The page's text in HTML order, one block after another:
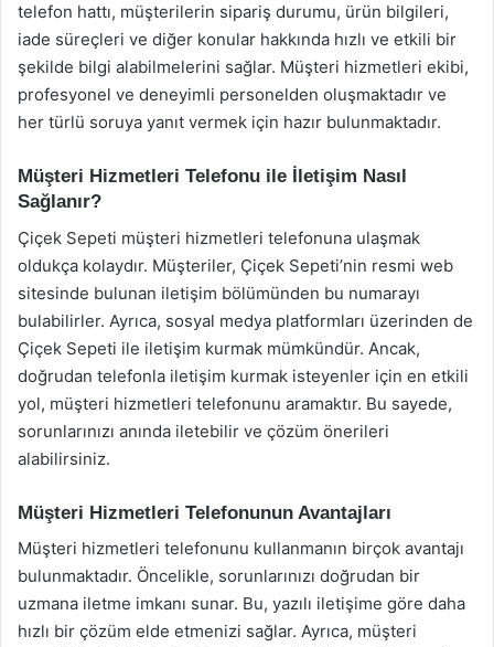
telefon hattı, müşterilerin sipariş durumu, ürün bilgileri,
iade süreçleri ve diğer konular hakkında hızlı ve etkili bir
şekilde bilgi alabilmelerini sağlar. Müşteri hizmetleri ekibi,
profesyonel ve deneyimli personelden oluşmaktadır ve
her türlü soruya yanıt vermek için hazır bulunmaktadır.
Müşteri Hizmetleri Telefonu ile İletişim Nasıl
Sağlanır?
Çiçek Sepeti müşteri hizmetleri telefonuna ulaşmak
oldukça kolaydır. Müşteriler, Çiçek Sepeti’nin resmi web
sitesinde bulunan iletişim bölümünden bu numarayı
bulabilirler. Ayrıca, sosyal medya platformları üzerinden de
Çiçek Sepeti ile iletişim kurmak mümkündür. Ancak,
doğrudan telefonla iletişim kurmak isteyenler için en etkili
yol, müşteri hizmetleri telefonunu aramaktır. Bu sayede,
sorunlarınızı anında iletebilir ve çözüm önerileri
alabilirsiniz.
Müşteri Hizmetleri Telefonunun Avantajları
Müşteri hizmetleri telefonunu kullanmanın birçok avantajı
bulunmaktadır. Öncelikle, sorunlarınızı doğrudan bir
uzmana iletme imkanı sunar. Bu, yazılı iletişime göre daha
hızlı bir çözüm elde etmenizi sağlar. Ayrıca, müşteri